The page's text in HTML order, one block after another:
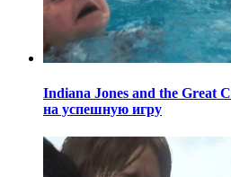
Indiana Jones and the Great
на успешную игру